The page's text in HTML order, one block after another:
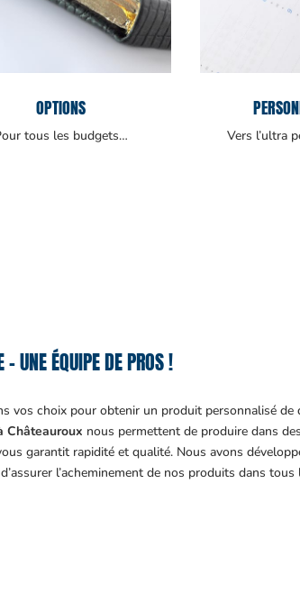
OPTIONS
tous les budgets… Vers l’ultra
UNE ÉQUIPE DE PROS !
vos choix pour obtenir un produit personnalisé de
Châteauroux nous permettent de produire dans
garantit rapidité et qualité. Nous avons
l’acheminement de nos produits dans tous